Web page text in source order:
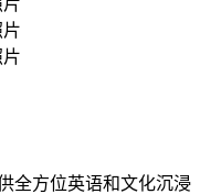
全方位英语和文化沉浸